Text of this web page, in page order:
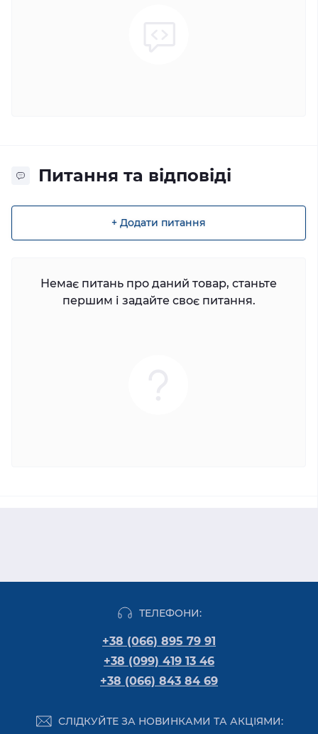
Питання та відповіді
+ Додати питання
Немає питань про даний товар, станьте
першим і задайте своє питання.
ТЕЛЕФОНИ:
+38 (066) 895 79 91
+38 (099) 419 13 46
+38 (066) 843 84 69
СЛІДКУЙТЕ ЗА НОВИНКАМИ ТА АКЦІЯМИ: